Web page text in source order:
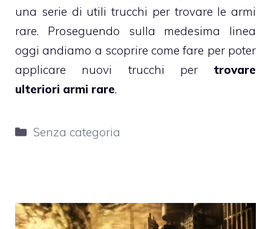
una serie di utili trucchi per trovare le armi
rare. Proseguendo sulla medesima linea
oggi andiamo a scoprire come fare per poter
applicare nuovi trucchi per trovare
ulteriori armi rare.
Categorie
Senza categoria